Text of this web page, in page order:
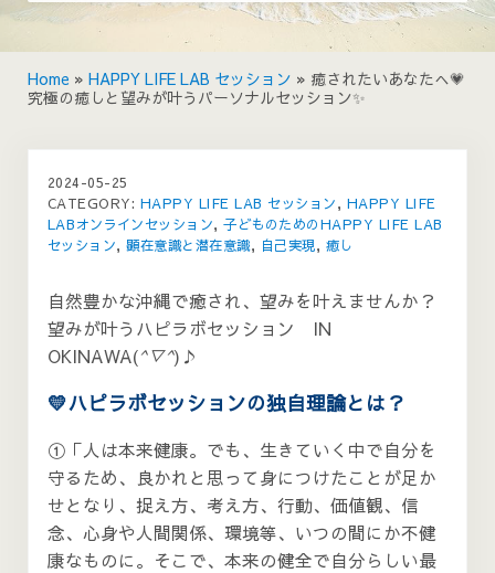
Home » HAPPY LIFE LAB セッション » 癒されたいあなたへ💗
究極の癒しと望みが叶うパーソナルセッション✨
2024-05-25
CATEGORY: HAPPY LIFE LAB セッション, HAPPY LIFE
LABオンラインセッション,子どものためのHAPPY LIFE LAB
セッション,顕在意識と潜在意識, 自己実現, 癒し
自然豊かな沖縄で癒され、望みを叶えませんか？
望みが叶うハピラボセッション IN
OKINAWA(^▽^)♪
💛ハピラボセッションの独自理論とは？
①「人は本来健康。でも、生きていく中で自分を
守るため、良かれと思って身につけたことが足か
せとなり、捉え方、考え方、行動、価値観、信
念、心身や人間関係、環境等、いつの間にか不健
康なものに。そこで、本来の健全で自分らしい最